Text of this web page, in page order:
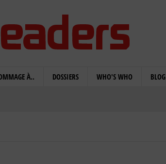
À.. DOSSIERS WHO'S WHO BLOG